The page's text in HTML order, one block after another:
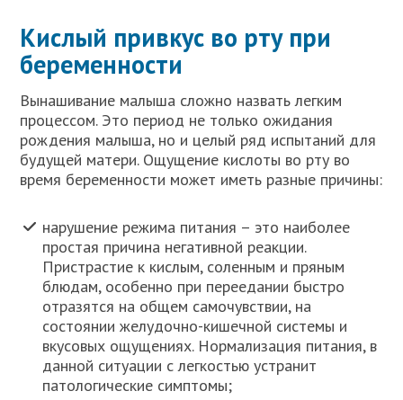
Кислый привкус во рту при
беременности
Вынашивание малыша сложно назвать легким
процессом. Это период не только ожидания
рождения малыша, но и целый ряд испытаний для
будущей матери. Ощущение кислоты во рту во
время беременности может иметь разные причины:
нарушение режима питания – это наиболее
простая причина негативной реакции.
Пристрастие к кислым, соленным и пряным
блюдам, особенно при переедании быстро
отразятся на общем самочувствии, на
состоянии желудочно-кишечной системы и
вкусовых ощущениях. Нормализация питания, в
данной ситуации с легкостью устранит
патологические симптомы;